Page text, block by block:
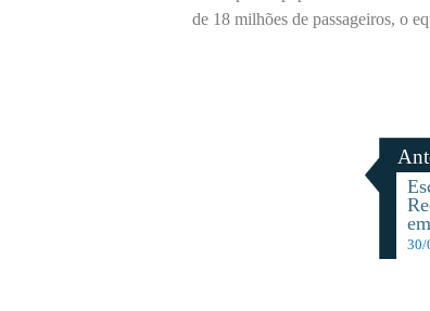
de 18 milhões de passageiros, o
30/